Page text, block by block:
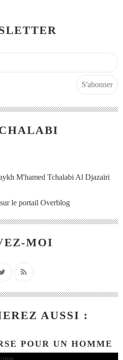
M'hamed Tchalabi Al Djazaïri
sur le portail Overblog
MOI
AUSSI :
POUR UN HOMME